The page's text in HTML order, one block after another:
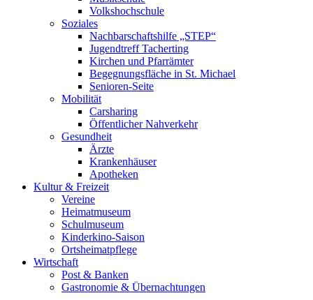
Volkshochschule
Soziales
Nachbarschaftshilfe „STEP“
Jugendtreff Tacherting
Kirchen und Pfarrämter
Begegnungsfläche in St. Michael
Senioren-Seite
Mobilität
Carsharing
Öffentlicher Nahverkehr
Gesundheit
Ärzte
Krankenhäuser
Apotheken
Kultur & Freizeit
Vereine
Heimatmuseum
Schulmuseum
Kinderkino-Saison
Ortsheimatpflege
Wirtschaft
Post & Banken
Gastronomie & Übernachtungen